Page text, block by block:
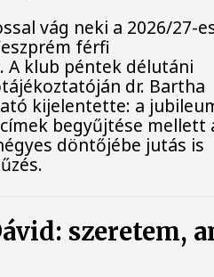
vág neki a 2026/27-
férfi
A klub péntek délutáni
dr. Bartha
kijelentette: a
begyűjtése mellett
döntőjébe jutás is
szeretem,